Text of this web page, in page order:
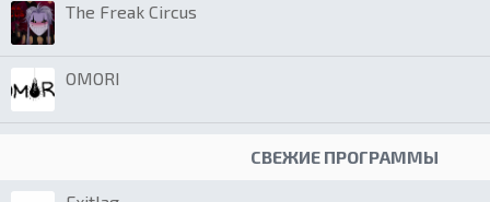
The Freak Circus
OMORI
СВЕЖИЕ ПРОГРАММЫ